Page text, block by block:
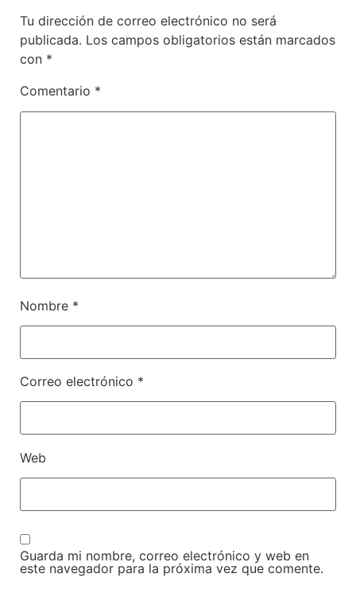
Tu dirección de correo electrónico no será
publicada. Los campos obligatorios están marcados
con *
Comentario *
Nombre *
Correo electrónico *
Web
Guarda mi nombre, correo electrónico y web en
este navegador para la próxima vez que comente.